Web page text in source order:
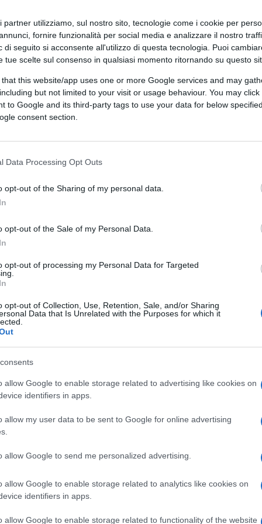
partner utilizziamo, sul nostro sito, tecnologie come i cookie per
fornire funzionalità per social media e analizzare il nostro
di seguito si acconsente all'utilizzo di questa tecnologia. Puoi
tue scelte sul consenso in qualsiasi momento ritornando su questo
that this website/app uses one or more Google services and may
but not limited to your visit or usage behaviour. You may
to Google and its third-party tags to use your data for below
consent section.
Data Processing Opt Outs
opt-out of the Sharing of my personal data.
opt-out of the Sale of my Personal Data.
opt-out of processing my Personal Data for Targeted
opt-out of Collection, Use, Retention, Sale, and/or Sharing
Data that Is Unrelated with the Purposes for which it
allow Google to enable storage related to advertising like cookies on
identifiers in apps.
allow my user data to be sent to Google for online advertising
allow Google to send me personalized advertising.
allow Google to enable storage related to analytics like cookies on
identifiers in apps.
allow Google to enable storage related to functionality of the website
dover constatare l’abbassamento della
concentrazione atomica dove
Barbie, oltre ai soliti numeri di soccorso,
all’emergenza ma si salvi chi può.
viè l’ansia. Una roba tra il
ragioniere, vuole dire qualcosa lei? Sì:
Roba che se la legge Pichetto si
in cauda: “Non sarà un decreto a
per il momento”. Giusto,
del Pd malasanitario. Niente,
mussoliniano, tutto nello Stato,
compreso il morbo, il clima.
in vigore!”, e ci vedi Eugenia che si
coltello da pesce.
del dolore eterno
E quindi? Chiudiamo tutti siccome
Facciamo una fiaccolata contro
significare contro la Meloni, perché
sfondo militante dietro il velo della
Ci affidiamo al senso della misura di
Nominiamo
all’ISS mentre all’Aifa mettiamo
ancora resisteva, in modo demente,
che del buon senso; dove in certe
negli ospedali. Dove pure certi